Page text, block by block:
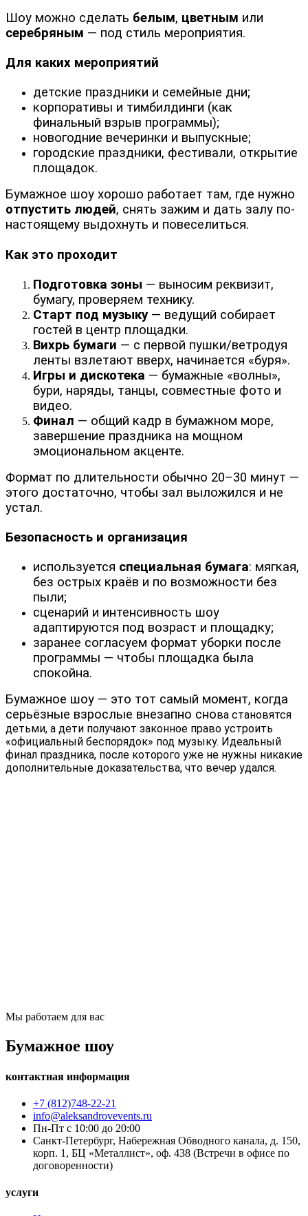
Шоу можно сделать белым, цветным или
серебряным — под стиль мероприятия.
Для каких мероприятий
детские праздники и семейные дни;
корпоративы и тимбилдинги (как
финальный взрыв программы);
новогодние вечеринки и выпускные;
городские праздники, фестивали, открытие
площадок.
Бумажное шоу хорошо работает там, где нужно
отпустить людей, снять зажим и дать залу по-
настоящему выдохнуть и повеселиться.
Как это проходит
Подготовка зоны — выносим реквизит,
бумагу, проверяем технику.
Старт под музыку— ведущий собирает
гостей в центр площадки.
Вихрь бумаги — с первой пушки/ветродуя
ленты взлетают вверх, начинается «буря».
Игры и дискотека — бумажные «волны»,
бури, наряды, танцы, совместные фото и
видео.
Финал — общий кадр в бумажном море,
завершение праздника на мощном
эмоциональном акценте.
Формат по длительности обычно 20–30 минут —
этого достаточно, чтобы зал выложился и не
устал.
Безопасность и организация
используется специальная бумага: мягкая,
без острых краёв и по возможности без
пыли;
сценарий и интенсивность шоу
адаптируются под возраст и площадку;
заранее согласуем формат уборки после
программы — чтобы площадка была
спокойна.
Бумажное шоу — это тот самый момент, когда
серьёзные взрослые внезапно снова становятся
детьми, а дети получают законное право устроить
«официальный беспорядок» под музыку. Идеальный
финал праздника, после которого уже не нужны никакие
дополнительные доказательства, что вечер удался.
Мы работаем для вас
Бумажное шоу
контактная информация
+7 (812)748-22-21
info@aleksandrovevents.ru
Пн-Пт с 10:00 до 20:00
Санкт-Петербург, Набережная Обводного канала, д. 150,
корп. 1, БЦ «Металлист», оф. 438 (Встречи в офисе по
договоренности)
услуги